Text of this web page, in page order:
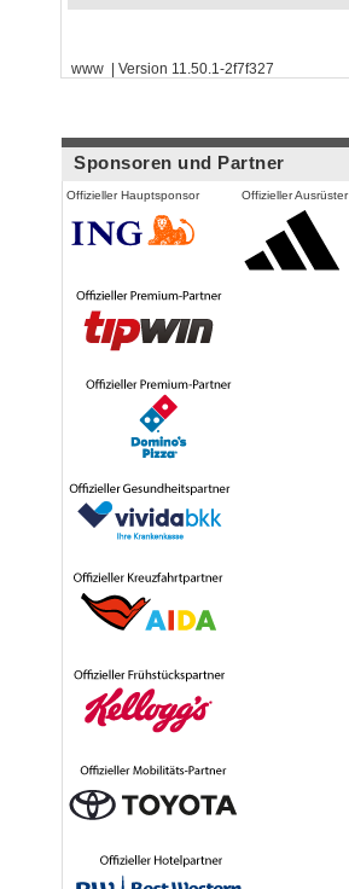
www | Version 11.50.1-2f7f327
Sponsoren und Partner
Offizieller Hauptsponsor Offizieller Ausrüster